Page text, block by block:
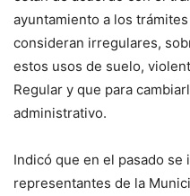
ayuntamiento a los
consideran irregulares,
estos usos de suelo,
Regular y que para
administrativo.
Indicó que en el pasado
representantes de la